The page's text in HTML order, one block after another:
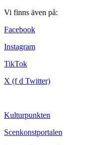
Vi finns även på:
Facebook
Instagram
TikTok
X (f d Twitter)
Kulturpunkten
Scenkonstportalen